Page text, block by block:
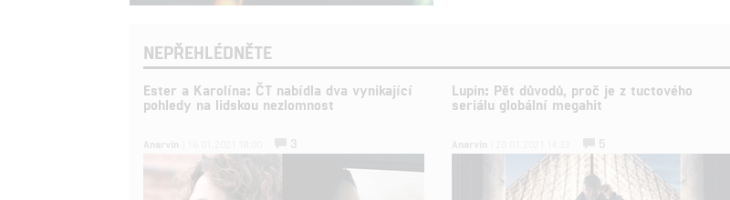
NEPŘEHLÉDNĚTE
Ester a Karolína: ČT nabídla dva vynikající
pohledy na lidskou nezlomnost
Lupin: Pět důvodů, proč je z tuctového
seriálu globální megahit